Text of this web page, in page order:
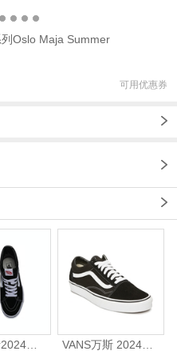
Oslo Maja Summer
可用优惠券